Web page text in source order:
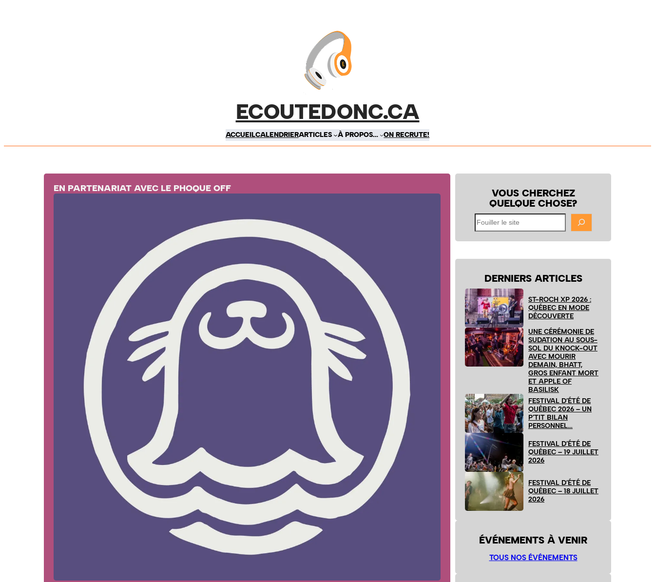
ECOUTEDONC.CA
ACCUEILCALENDRIERARTICLES À PROPOS… ON RECRUTE!
EN PARTENARIAT AVEC LE PHOQUE OFF
VOUS CHERCHEZ
QUELQUE CHOSE?
Fouiller
le
site
DERNIERS ARTICLES
ST-ROCH XP 2026 :
QUÉBEC EN MODE
DÉCOUVERTE
UNE CÉRÉMONIE DE
SUDATION AU SOUS-
SOL DU KNOCK-OUT
AVEC MOURIR
DEMAIN, BHATT,
GROS ENFANT MORT
ET APPLE OF
BASILISK
FESTIVAL D’ÉTÉ DE
QUÉBEC 2026 – UN
P’TIT BILAN
PERSONNEL…
FESTIVAL D’ÉTÉ DE
QUÉBEC – 19 JUILLET
2026
FESTIVAL D’ÉTÉ DE
QUÉBEC – 18 JUILLET
2026
ÉVÉNEMENTS À VENIR
TOUS NOS ÉVÉNEMENTS